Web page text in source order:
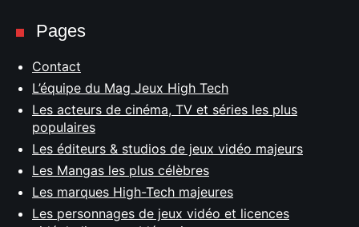
Pages
Contact
L’équipe du Mag Jeux High Tech
Les acteurs de cinéma, TV et séries les plus
populaires
Les éditeurs & studios de jeux vidéo majeurs
Les Mangas les plus célèbres
Les marques High-Tech majeures
Les personnages de jeux vidéo et licences